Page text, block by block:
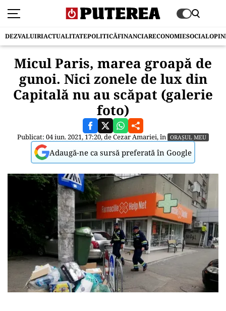
DEZVALUIRIACTUALITATEPOLITICĂFINANCIARECONOMIESOCIAL
Micul Paris, marea groapă de
gunoi. Nici zonele de lux din
Capitală nu au scăpat (galerie
foto)
Publicat: 04 iun. 2021, 17:20, deCezar Amariei, în ORAȘUL MEU
Adaugă-ne ca sursă preferată în Google